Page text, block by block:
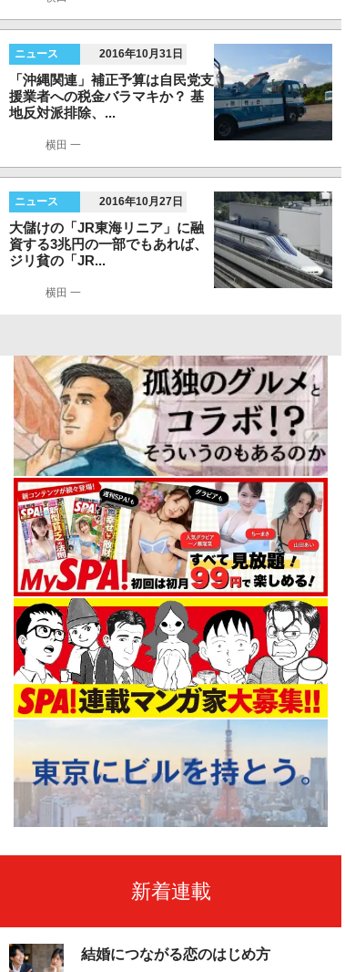
ニュース 2016年10月31日
「沖縄関連」補正予算は自民党支
援業者への税金バラマキか？ 基
地反対派排除、...
横田 一
ニュース 2016年10月27日
大儲けの「JR東海リニア」に融
資する3兆円の一部でもあれば、
ジリ貧の「JR...
横田 一
新着連載
結婚につながる恋のはじめ方